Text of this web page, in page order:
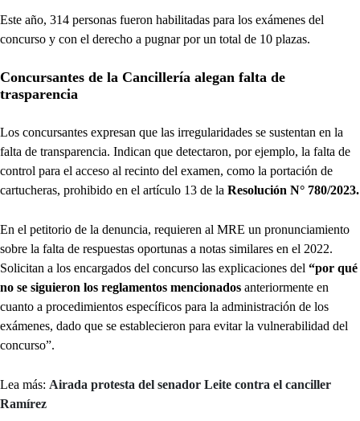
Este año, 314 personas fueron habilitadas para los exámenes del
concurso y con el derecho a pugnar por un total de 10 plazas.
Concursantes de la Cancillería alegan falta de
trasparencia
Los concursantes expresan que las irregularidades se sustentan en la
falta de transparencia. Indican que detectaron, por ejemplo, la falta de
control para el acceso al recinto del examen, como la portación de
cartucheras, prohibido en el artículo 13 de la Resolución N° 780/2023.
En el petitorio de la denuncia, requieren al MRE un pronunciamiento
sobre la falta de respuestas oportunas a notas similares en el 2022.
Solicitan a los encargados del concurso las explicaciones del “por qué
no se siguieron los reglamentos mencionados anteriormente en
cuanto a procedimientos específicos para la administración de los
exámenes, dado que se establecieron para evitar la vulnerabilidad del
concurso”.
Lea más: Airada protesta del senador Leite contra el canciller
Ramírez